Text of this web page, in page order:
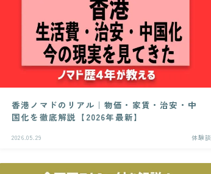
香港ノマドのリアル｜物価・家賃・治安・中
国化を徹底解説【2026年最新】
2026.05.29 体験談